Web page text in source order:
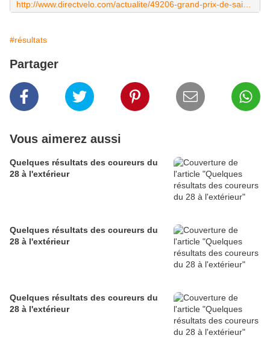
#résultats
Partager
Vous aimerez aussi
Quelques résultats des coureurs du
28 à l'extérieur
Quelques résultats des coureurs du
28 à l'extérieur
Quelques résultats des coureurs du
28 à l'extérieur